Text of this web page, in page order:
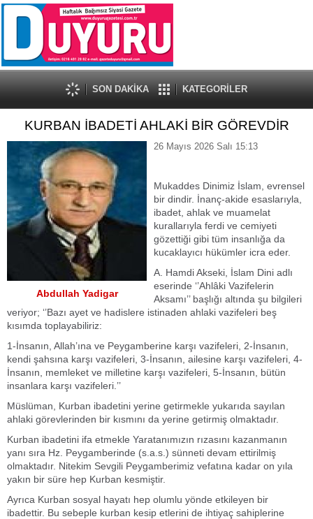
SON DAKİKA KATEGORİLER
KURBAN İBADETİ AHLAKİ BİR GÖREVDİR
Abdullah Yadigar
26 Mayıs 2026 Salı 15:13
Mukaddes Dinimiz İslam, evrensel
bir dindir. İnanç-akide esaslarıyla,
ibadet, ahlak ve muamelat
kurallarıyla ferdi ve cemiyeti
gözettiği gibi tüm insanlığa da
kucaklayıcı hükümler icra eder.
A. Hamdi Akseki, İslam Dini adlı
eserinde ‘’Ahlâki Vazifelerin
Aksamı’’ başlığı altında şu bilgileri
veriyor; ‘’Bazı ayet ve hadislere istinaden ahlaki vazifeleri beş
kısımda toplayabiliriz:
1-İnsanın, Allah’ına ve Peygamberine karşı vazifeleri, 2-İnsanın,
kendi şahsına karşı vazifeleri, 3-İnsanın, ailesine karşı vazifeleri, 4-
İnsanın, memleket ve milletine karşı vazifeleri, 5-İnsanın, bütün
insanlara karşı vazifeleri.’’
Müslüman, Kurban ibadetini yerine getirmekle yukarıda sayılan
ahlaki görevlerinden bir kısmını da yerine getirmiş olmaktadır.
Kurban ibadetini ifa etmekle Yaratanımızın rızasını kazanmanın
yanı sıra Hz. Peygamberinde (s.a.s.) sünneti devam ettirilmiş
olmaktadır. Nitekim Sevgili Peygamberimiz vefatına kadar on yıla
yakın bir süre hep Kurban kesmiştir.
Ayrıca Kurban sosyal hayatı hep olumlu yönde etkileyen bir
ibadettir. Bu sebeple kurban kesip etlerini de ihtiyaç sahiplerine